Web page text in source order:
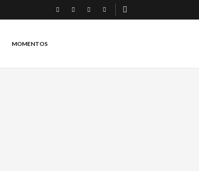
MOMENTOS